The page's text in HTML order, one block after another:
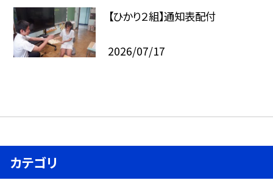
【ひかり２組】通知表配付
2026/07/17
カテゴリ